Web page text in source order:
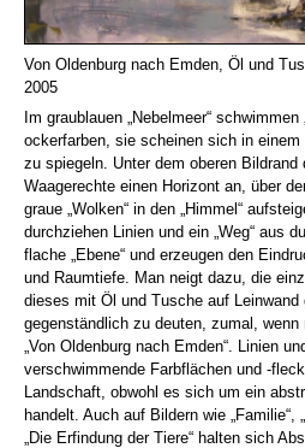
Von Oldenburg nach Emden, Öl und
2005
Im graublauen „Nebelmeer“
ockerfarben, sie scheinen sich in
zu spiegeln. Unter dem oberen Bildrand
Waagerechte einen Horizont an, über
graue „Wolken“ in den „Himmel“
durchziehen Linien und ein „Weg“ aus
flache „Ebene“ und erzeugen den
und Raumtiefe. Man neigt dazu, die
dieses mit Öl und Tusche auf Leinwand
gegenständlich zu deuten, zumal, wenn
„Von Oldenburg nach Emden“. Linien
verschwimmende Farbflächen und -
Landschaft, obwohl es sich um ein
handelt. Auch auf Bildern wie „Familie“,
„Die Erfindung der Tiere“ halten sich